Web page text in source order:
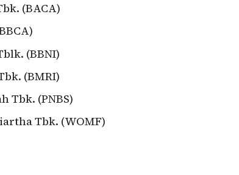
(BACA)
(BBNI)
(BMRI)
Tbk. (PNBS)
Tbk. (WOMF)